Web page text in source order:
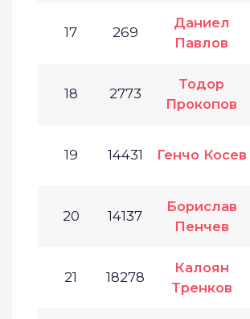
17 269
Даниел
Павлов
18 2773
Тодор
Прокопов
19 14431 Генчо Косев
20 14137
Борислав
Пенчев
21 18278
Калоян
Тренков